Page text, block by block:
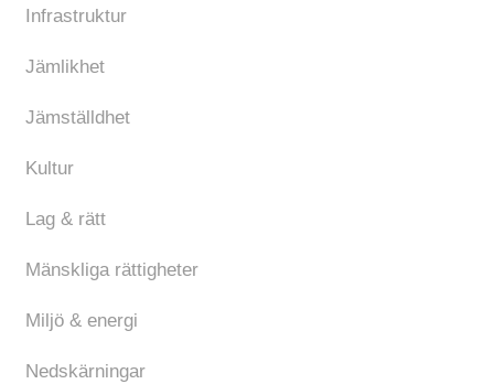
Infrastruktur
Jämlikhet
Jämställdhet
Kultur
Lag & rätt
Mänskliga rättigheter
Miljö & energi
Nedskärningar